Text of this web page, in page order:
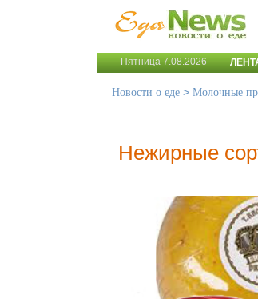
Пятница 7.08.2026
Новости о еде > Молочные
Нежирные